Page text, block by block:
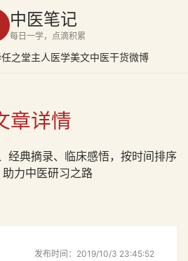
中医笔记
每日一学，点滴积累
任之堂主人医学美文中医干货微博
章详情
经典摘录、临床感悟，按时间排序
助力中医研习之路
发布时间：2019/10/3 23:45:52